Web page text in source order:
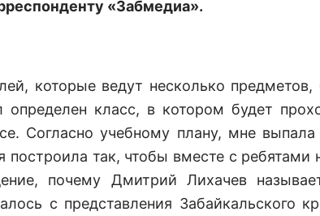
«Забмедиа».
которые ведут несколько предметов,
класс, в котором будет
Согласно учебному плану, мне выпала
так, чтобы вместе с ребятами
почему Дмитрий Лихачев
с представления Забайкальского